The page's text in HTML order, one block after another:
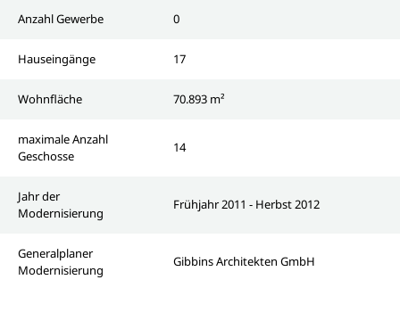
Anzahl Gewerbe 0
Hauseingänge 17
Wohnfläche 70.893 m²
maximale Anzahl
Geschosse
14
Jahr der
Modernisierung
Frühjahr 2011 - Herbst 2012
Generalplaner
Modernisierung
Gibbins Architekten GmbH